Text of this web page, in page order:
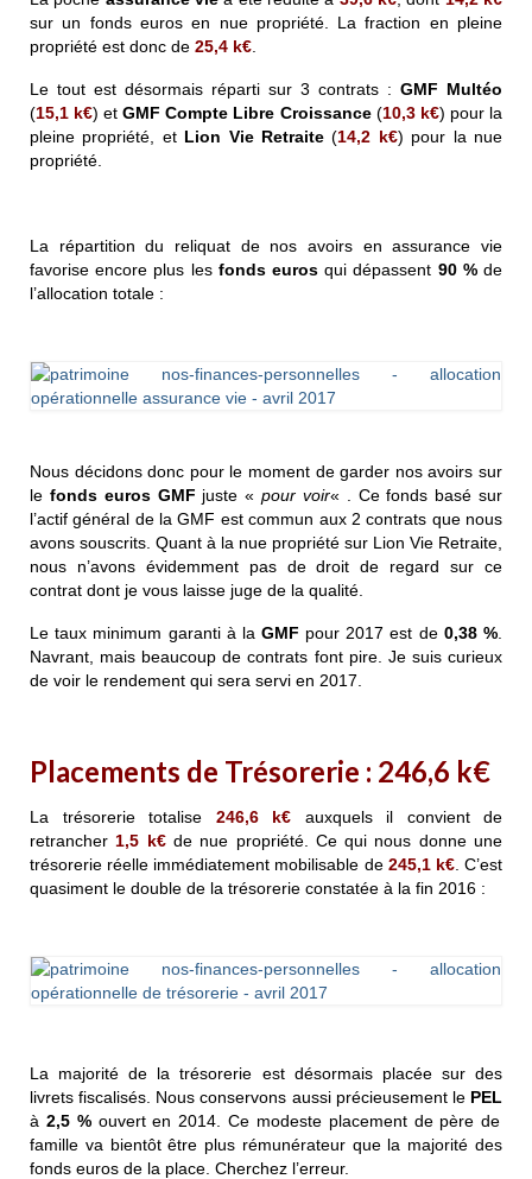
sur un fonds euros en nue propriété. La fraction en pleine
propriété est donc de 25,4 k€
Le tout est désormais réparti sur 3 contrats : GMF Multéo
(15,1 k€) etGMFCompte Libre Croissance(10,3 k€) pour la
pleine propriété, et Lion Vie Retraite (14,2 k€) pour la nue
propriété.
La répartition du reliquat de nos avoirs en assurance vie
favorise encore plus les fonds euros qui dépassent 90 %de
l’allocation totale :
Nous décidons donc pour le moment de garder nos avoirs sur
le fonds euros GMF juste «pour voir« . Ce fonds basé sur
l’actif général de la GMF est commun aux 2 contrats que nous
avons souscrits. Quant à la nue propriété sur Lion Vie Retraite,
nous n’avons évidemment pas de droit de regard sur ce
contrat dont je vous laisse juge de la qualité.
Le taux minimum garanti à la GMF pour 2017 est de 0,38 %
Navrant, mais beaucoup de contrats font pire. Je suis curieux
de voir le rendement qui sera servi en 2017.
Placements de Trésorerie : 246,6 k€
La trésorerie totalise 246,6 k€ auxquels il convient de
retrancher 1,5 k€de nue propriété. Ce qui nous donne une
trésorerie réelle immédiatement mobilisable de 245,1 k€. C’est
quasiment le double de la trésorerie constatée à la fin 2016 :
La majorité de la trésorerie est désormais placée sur des
livrets fiscalisés. Nous conservons aussi précieusement le PEL
à 2,5 %ouvert en 2014. Ce modeste placement de père de
famille va bientôt être plus rémunérateur que la majorité des
fonds euros de la place. Cherchez l’erreur.